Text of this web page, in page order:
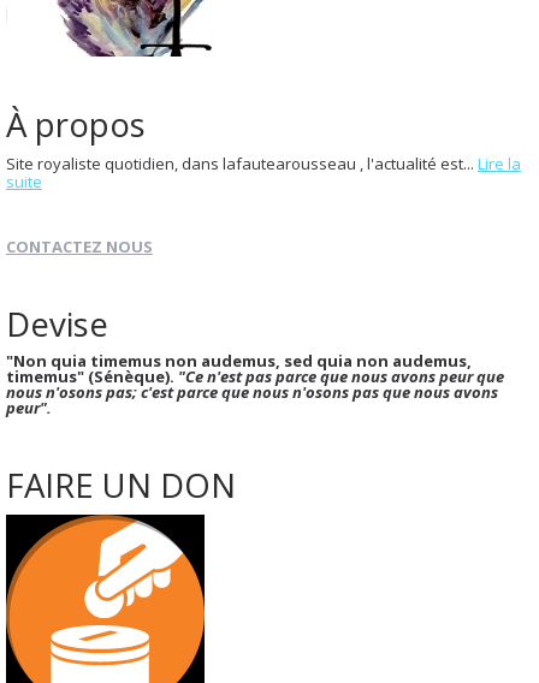
À propos
Site royaliste quotidien, dans lafautearousseau , l'actualité est... Lire la
suite
CONTACTEZ NOUS
Devise
"Non quia timemus non audemus, sed quia non audemus,
timemus" (Sénèque). "Ce n'est pas parce que nous avons peur que
nous n'osons pas; c'est parce que nous n'osons pas que nous avons
peur".
FAIRE UN DON